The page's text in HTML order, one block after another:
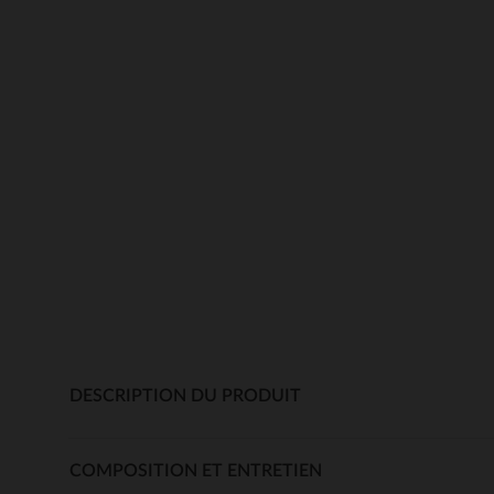
DESCRIPTION DU PRODUIT
COMPOSITION ET ENTRETIEN